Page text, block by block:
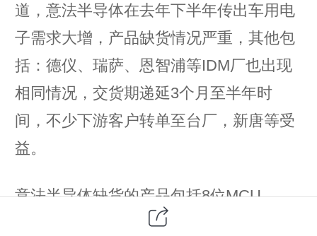
道，意法半导体在去年下半年传出车用电
子需求大增，产品缺货情况严重，其他包
括：德仪、瑞萨、恩智浦等IDM厂也出现
相同情况，交货期递延3个月至半年时
间，不少下游客户转单至台厂，新唐等受
益。
意法半导体缺货的产品包括8位MCU、
Cortex M0／M3／M4等交期拉长，至今年